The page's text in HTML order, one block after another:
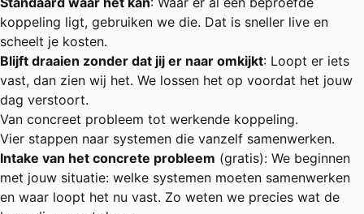
koppeling ligt, gebruiken we die. Dat is sneller live en
scheelt je kosten.
Blijft draaien zonder dat jij er naar omkijkt: Loopt er iets
vast, dan zien wij het. We lossen het op voordat het jouw
dag verstoort.
Van concreet probleem tot werkende koppeling.
Vier stappen naar systemen die vanzelf samenwerken.
Intake van het concrete probleem (gratis): We beginnen
met jouw situatie: welke systemen moeten samenwerken
en waar loopt het nu vast. Zo weten we precies wat de